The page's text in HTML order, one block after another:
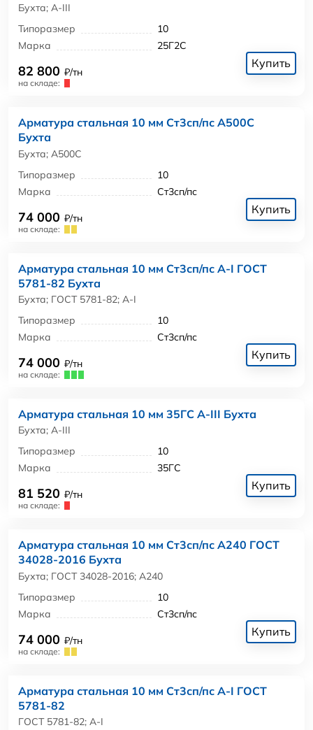
Бухта; А-III
Типоразмер
10
Марка
25Г2С
82 800 ₽/тн
на складе:
Купить
Арматура стальная 10 мм Ст3сп/пс А500С
Бухта
Бухта; А500С
Типоразмер
10
Марка
Ст3сп/пс
74 000 ₽/тн
на складе:
Купить
Арматура стальная 10 мм Ст3сп/пс А-I ГОСТ
5781-82 Бухта
Бухта; ГОСТ 5781-82; А-I
Типоразмер
10
Марка
Ст3сп/пс
74 000 ₽/тн
на складе:
Купить
Арматура стальная 10 мм 35ГС А-III Бухта
Бухта; А-III
Типоразмер
10
Марка
35ГС
81 520 ₽/тн
на складе:
Купить
Арматура стальная 10 мм Ст3сп/пс А240 ГОСТ
34028-2016 Бухта
Бухта; ГОСТ 34028-2016; А240
Типоразмер
10
Марка
Ст3сп/пс
74 000 ₽/тн
на складе:
Купить
Арматура стальная 10 мм Ст3сп/пс А-I ГОСТ
5781-82
ГОСТ 5781-82; А-I